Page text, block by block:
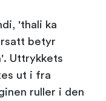
'thali ka
betyr
Uttrykkets
ut i fra
ruller i den